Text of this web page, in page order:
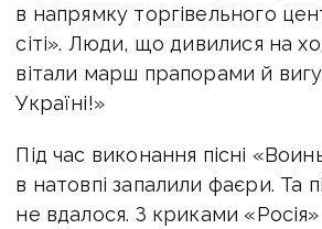
в напрямку торгівельного
сіті». Люди, що дивилися на
вітали марш прапорами й
Україні!»
Під час виконання пісні
в натовпі запалили фаєри. Та
не вдалося. З криками